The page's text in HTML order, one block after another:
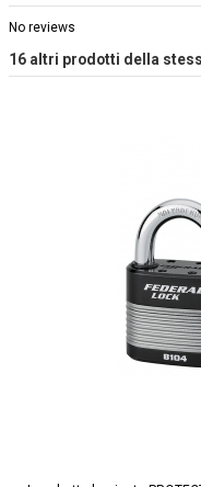
No reviews
16 altri prodotti della